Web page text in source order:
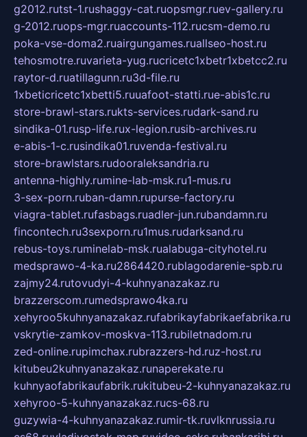
g2012.rutst-1.rushaggy-cat.ruopsmgr.ruev-gallery.ru
g-2012.ruops-mgr.ruaccounts-112.rucsm-demo.ru
poka-vse-doma2.ruairgungames.ruallseo-host.ru
tehosmotre.ruvarieta-yug.rucricetc1xbetr1xbetcc2.ru
raytor-d.ruatillagunn.ru3d-file.ru
1xbeticricetc1xbetti5.ruuafoot-statti.rue-abis1c.ru
store-brawl-stars.rukts-services.rudark-sand.ru
sindika-01.rusp-life.rux-legion.rusib-archives.ru
e-abis-1-c.rusindika01.ruvenda-festival.ru
store-brawlstars.rudooraleksandria.ru
antenna-highly.rumine-lab-msk.ru1-mus.ru
3-sex-porn.ruban-damn.rupurse-factory.ru
viagra-tablet.rufasbags.ruadler-jun.rubandamn.ru
fincontech.ru3sexporn.ru1mus.rudarksand.ru
rebus-toys.ruminelab-msk.rualabuga-cityhotel.ru
medsprawo-4-ka.ru2864420.rublagodarenie-spb.ru
zajmy24.rutovudyi-4-kuhnyanazakaz.ru
brazzerscom.rumedsprawo4ka.ru
xehyroo5kuhnyanazakaz.rufabrikayfabrikaefabrika.ru
vskrytie-zamkov-moskva-113.rubiletnadom.ru
zed-online.rupimchax.rubrazzers-hd.ruz-host.ru
kitubeu2kuhnyanazakaz.runaperekate.ru
kuhnyaofabrikaufabrik.rukitubeu-2-kuhnyanazakaz.ru
xehyroo-5-kuhnyanazakaz.rucs-68.ru
guzywia-4-kuhnyanazakaz.rumir-tk.ruvlknrussia.ru